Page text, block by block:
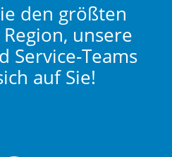
den größten
unsere
Service-Teams
auf Sie!